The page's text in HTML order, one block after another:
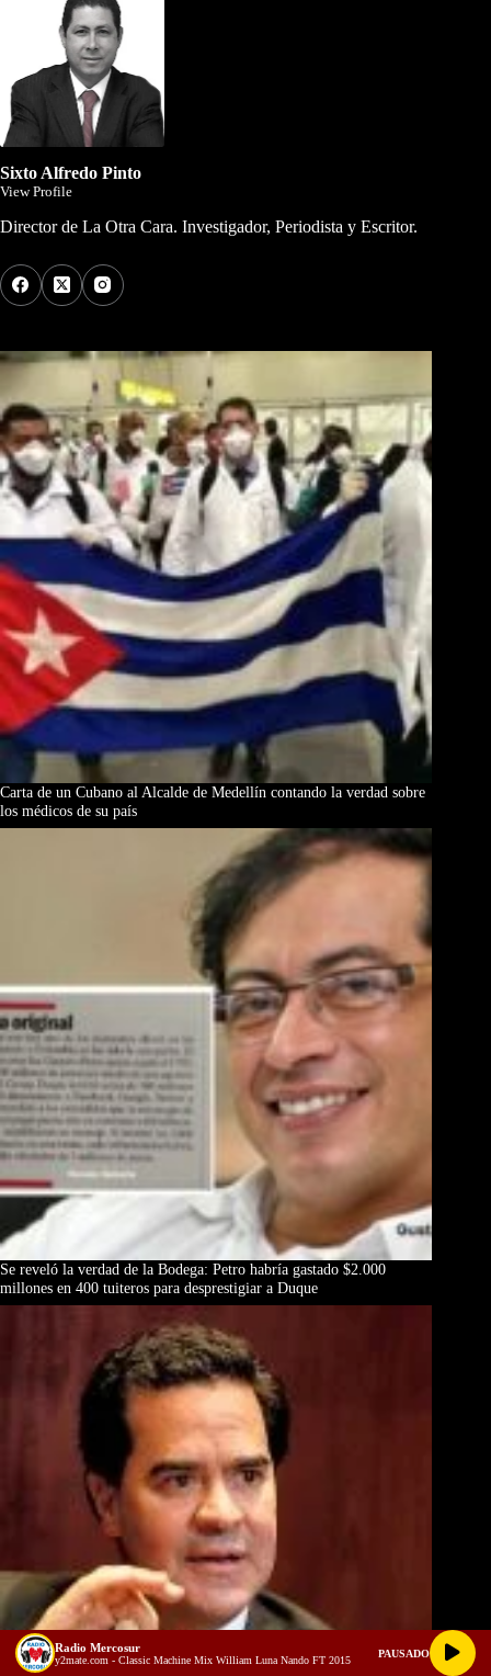
Sixto Alfredo Pinto
View Profile
Director de La Otra Cara. Investigador, Periodista y Escritor.
Carta de un Cubano al Alcalde de Medellín contando la verdad sobre
los médicos de su país
Se reveló la verdad de la Bodega: Petro habría gastado $2.000
millones en 400 tuiteros para desprestigiar a Duque
Radio Mercosur
y2mate.com - Classic Machine Mix William Luna Nando FT 2015
PAUSADO